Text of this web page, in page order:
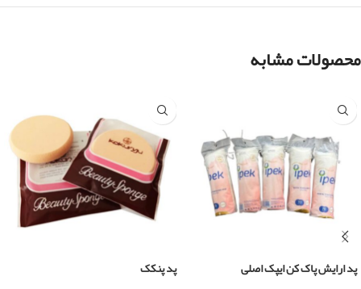
محصولات مشابه
پد ارایش پاک کن ایپک اصلی
پد پنکک